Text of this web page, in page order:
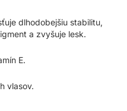
dlhodobejšiu stabilitu,
a zvyšuje lesk.
E.
vlasov.